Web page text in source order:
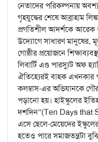
নেতাদের পরিকল্পনায়
গৃহযুদ্ধের শেষে আব্রাহাম
প্রগতিশীল আদর্শকে আরেক
উদ্যোগে সাধারণ
গোষ্ঠীর প্রয়োজনে
লিবার্টি এণ্ড পারস্যুট অফ
ঐতিহ্যেরই বাহক এখনকার
কলম্বাস-এর অভিযানকে
পড়ানো হয়। হাইস্কুলের
দশদিন”(Ten Days that
এসে ছেলে-মেয়েদের
হতেও পারে সমাজতন্ত্রটা